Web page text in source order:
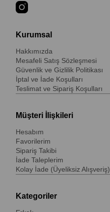
Kurumsal
Hakkımızda
Mesafeli Satış Sözleşmesi
Güvenlik ve Gizlilik Politikası
İptal ve İade Koşulları
Teslimat ve Sipariş Koşulları
Müşteri İlişkileri
Hesabım
Favorilerim
Sipariş Takibi
İade Taleplerim
Kolay İade (Üyeliksiz Alışveriş)
Kategoriler